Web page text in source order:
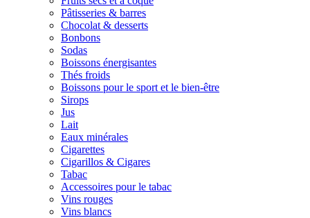
Pâtisseries & barres
Chocolat & desserts
Bonbons
Sodas
Boissons énergisantes
Thés froids
Boissons pour le sport et le bien-être
Sirops
Jus
Lait
Eaux minérales
Cigarettes
Cigarillos & Cigares
Tabac
Accessoires pour le tabac
Vins rouges
Vins blancs